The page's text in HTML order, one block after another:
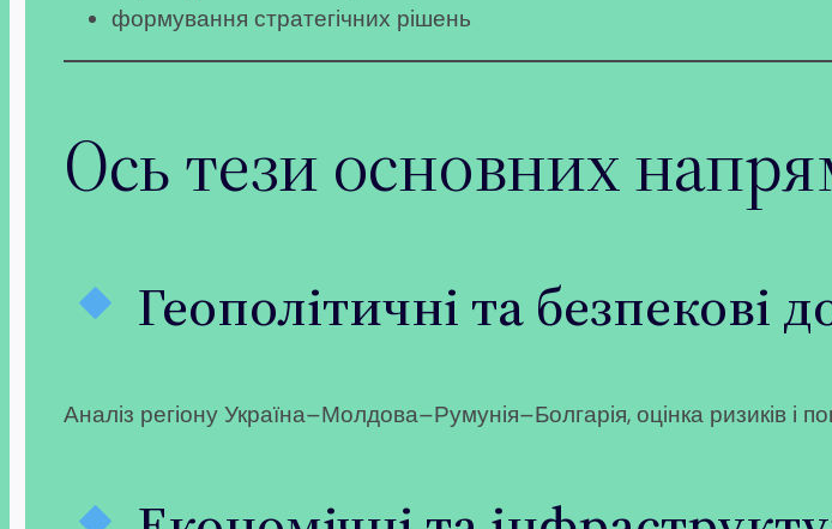
формування стратегічних рішень
Ось тези основних
Геополітичні та безпекові
Аналіз регіону Україна–Молдова–Румунія–Болгарія, оцінка ризиків і